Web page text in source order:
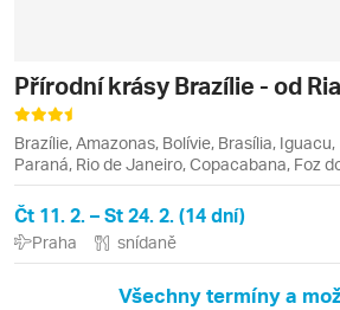
Přírodní krásy Brazílie - od
Brazílie, Amazonas, Bolívie, Brasília, Iguacu,
Paraná, Rio de Janeiro, Copacabana, Foz
Iguaçu, Ipanema, Leblon, Manaus
Čt 11. 2. – St 24. 2. (14 dní)
Praha snídaně
Všechny termíny a